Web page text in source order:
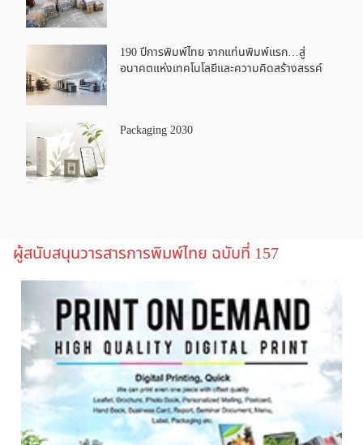
190 ปีการพิมพ์ไทย จากแท่นพิมพ์แรก…สู่
อนาคตแห่งเทคโนโลยีและความคิดสร้างสรรค์
Packaging 2030
ผู้สนับสนุนวารสารการพิมพ์ไทย ฉบับที่ 157